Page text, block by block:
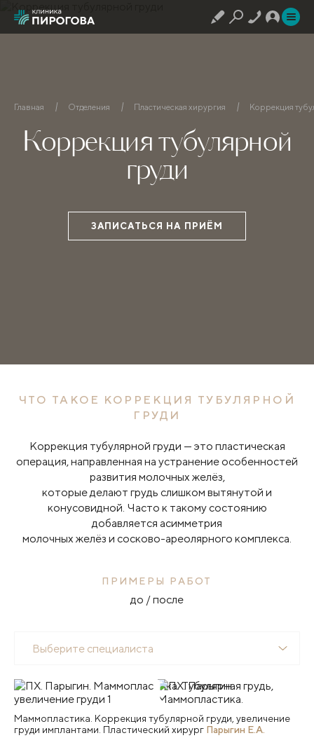
Главная Отделения Пластическая хирургия Коррекция
Коррекция тубулярной
груди
ЗАПИСАТЬСЯ НА ПРИЁМ
ЧТО ТАКОЕ КОРРЕКЦИЯ ТУБУЛЯРНОЙ
ГРУДИ
Коррекция тубулярной груди — это пластическая
операция, направленная на устранение особенностей
развития молочных желёз,
которые делают грудь слишком вытянутой и
конусовидной. Часто к такому состоянию
добавляется асимметрия
молочных желёз и сосково-ареолярного комплекса.
ПРИМЕРЫ РАБОТ
до / после
Выберите специалиста
Маммопластика. Коррекция тубулярной груди, увеличение
груди имплантами. Пластический хирург Парыгин Е.А.